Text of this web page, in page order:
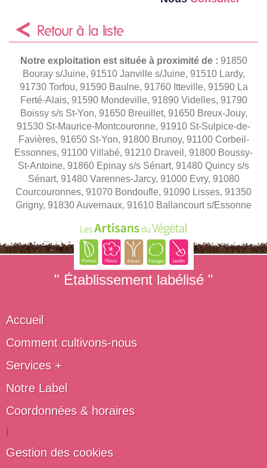
Retour à la liste
Notre exploitation est située à proximité de : 91850
Bouray s/Juine, 91510 Janville s/Juine, 91510 Lardy,
91730 Torfou, 91590 Baulne, 91760 Itteville, 91590 La
Ferté-Alais, 91590 Mondeville, 91890 Videlles, 91790
Boissy s/s St-Yon, 91650 Breuillet, 91650 Breux-Jouy,
91530 St-Maurice-Montcouronne, 91910 St-Sulpice-de-
Favières, 91650 St-Yon, 91800 Brunoy, 91100 Corbeil-
Essonnes, 91100 Villabé, 91210 Draveil, 91800 Boussy-
St-Antoine, 91860 Epinay s/s Sénart, 91480 Quincy s/s
Sénart, 91480 Varennes-Jarcy, 91000 Evry, 91080
Courcouronnes, 91070 Bondoufle, 91090 Lisses, 91350
Grigny, 91830 Auvernaux, 91610 Ballancourt s/Essonne
" Établissement labélisé "
Accueil
Comment cultivons-nous
Services +
Notre Label
Coordonnées & horaires
Gestion des cookies